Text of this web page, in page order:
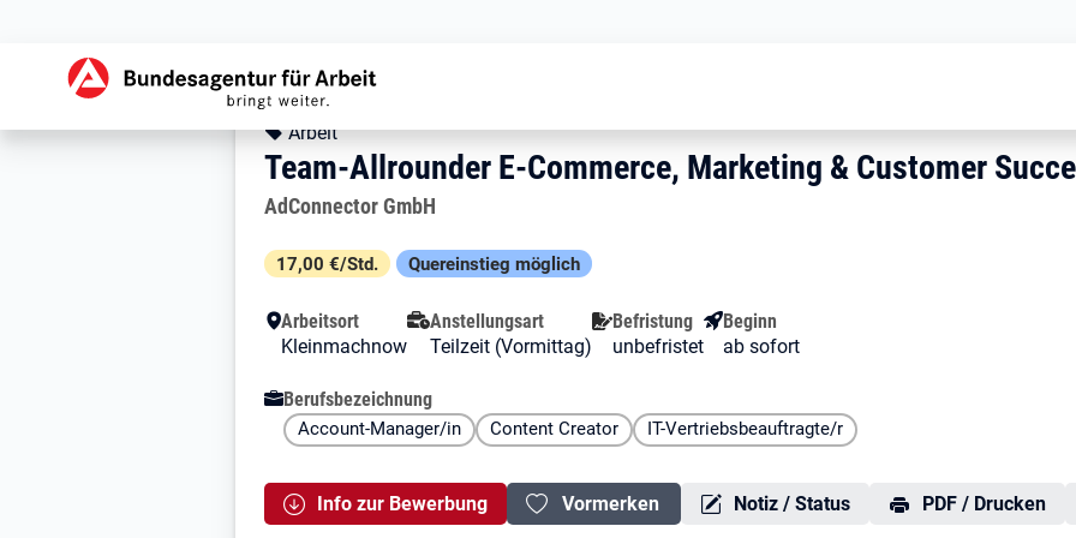
Stellendetails zu: Team-Allrounder E-Commerce,
Team-Allrounder E-Commerce, Marketing &
Team-Allrounder E-Commerce, Marketing & Customer
Kopfbereich
Angebotsart:
Arbeit
Team-Allrounder E-Commerce, Marketing & Customer
Arbeitgeber:
AdConnector GmbH
Besondere Merkmale
17,00 €/Std. Quereinstieg möglich
Arbeitsort
Kleinmachnow
Anstellungsart
Teilzeit (Vormittag)
Befristung
unbefristet
Beginn
ab sofort
Berufsbezeichnung
Account-Manager/in Content Creator IT-Vertriebsbeauftragte/r
Info zur Bewerbung Vormerken Notiz / Status PDF / Drucken